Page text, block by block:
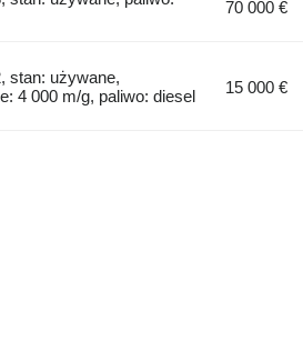
70 000 €
stan: używane,
4 000 m/g, paliwo: diesel
15 000 €